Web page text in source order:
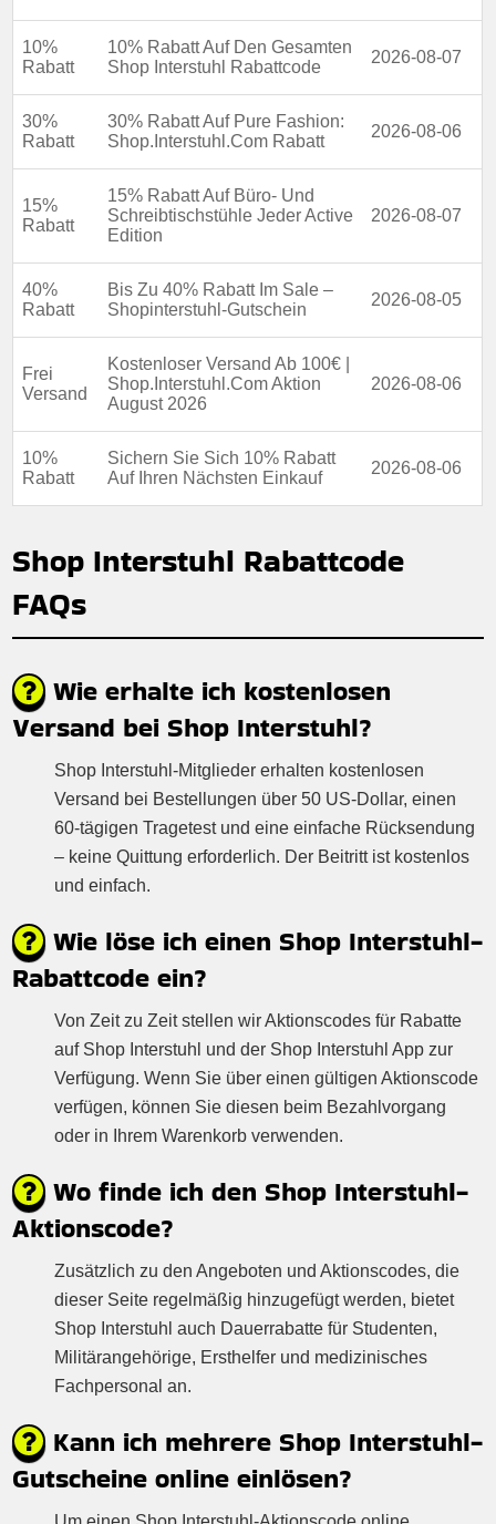
10%
Rabatt
10% Rabatt Auf Den Gesamten
Shop Interstuhl Rabattcode
2026-08-07
30%
Rabatt
30% Rabatt Auf Pure Fashion:
Shop.Interstuhl.Com Rabatt
2026-08-06
15%
Rabatt
15% Rabatt Auf Büro- Und
Schreibtischstühle Jeder Active
Edition
2026-08-07
40%
Rabatt
Bis Zu 40% Rabatt Im Sale –
Shopinterstuhl-Gutschein
2026-08-05
Frei
Versand
Kostenloser Versand Ab 100€ |
Shop.Interstuhl.Com Aktion
August 2026
2026-08-06
10%
Rabatt
Sichern Sie Sich 10% Rabatt
Auf Ihren Nächsten Einkauf
2026-08-06
Shop Interstuhl Rabattcode
FAQs
Wie erhalte ich kostenlosen
Versand bei Shop Interstuhl?
Shop Interstuhl-Mitglieder erhalten kostenlosen
Versand bei Bestellungen über 50 US-Dollar, einen
60-tägigen Tragetest und eine einfache Rücksendung
– keine Quittung erforderlich. Der Beitritt ist kostenlos
und einfach.
Wie löse ich einen Shop Interstuhl-
Rabattcode ein?
Von Zeit zu Zeit stellen wir Aktionscodes für Rabatte
auf Shop Interstuhl und der Shop Interstuhl App zur
Verfügung. Wenn Sie über einen gültigen Aktionscode
verfügen, können Sie diesen beim Bezahlvorgang
oder in Ihrem Warenkorb verwenden.
Wo finde ich den Shop Interstuhl-
Aktionscode?
Zusätzlich zu den Angeboten und Aktionscodes, die
dieser Seite regelmäßig hinzugefügt werden, bietet
Shop Interstuhl auch Dauerrabatte für Studenten,
Militärangehörige, Ersthelfer und medizinisches
Fachpersonal an.
Kann ich mehrere Shop Interstuhl-
Gutscheine online einlösen?